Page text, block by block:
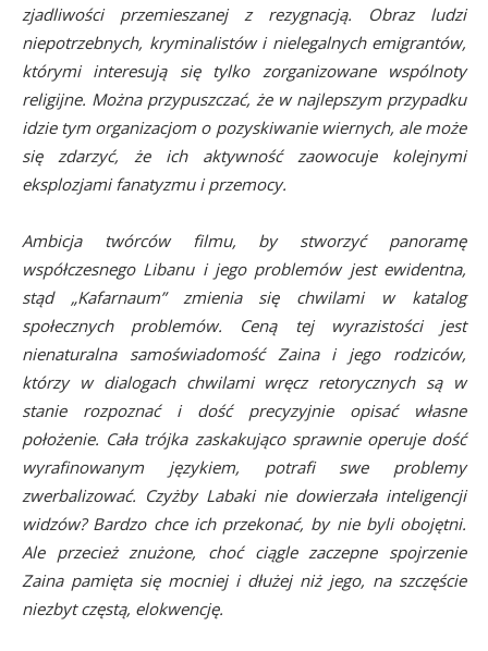
zjadliwości przemieszanej z rezygnacją. Obraz ludzi
niepotrzebnych, kryminalistów i nielegalnych emigrantów,
którymi interesują się tylko zorganizowane wspólnoty
religijne. Można przypuszczać, że w najlepszym przypadku
idzie tym organizacjom o pozyskiwanie wiernych, ale może
się zdarzyć, że ich aktywność zaowocuje kolejnymi
eksplozjami fanatyzmu i przemocy.
Ambicja twórców filmu, by stworzyć panoramę
współczesnego Libanu i jego problemów jest ewidentna,
stąd „Kafarnaum” zmienia się chwilami w katalog
społecznych problemów. Ceną tej wyrazistości jest
nienaturalna samoświadomość Zaina i jego rodziców,
którzy w dialogach chwilami wręcz retorycznych są w
stanie rozpoznać i dość precyzyjnie opisać własne
położenie. Cała trójka zaskakująco sprawnie operuje dość
wyrafinowanym językiem, potrafi swe problemy
zwerbalizować. Czyżby Labaki nie dowierzała inteligencji
widzów? Bardzo chce ich przekonać, by nie byli obojętni.
Ale przecież znużone, choć ciągle zaczepne spojrzenie
Zaina pamięta się mocniej i dłużej niż jego, na szczęście
niezbyt częstą, elokwencję.